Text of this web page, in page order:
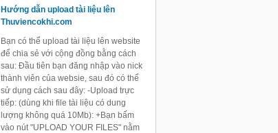
Hướng dẫn upload tài liệu lên
Thuviencokhi.com
Bạn có thể upload tài liệu lên website
để chia sẻ với cộng đồng bằng cách
sau: Đầu tiên bạn đăng nhập vào nick
thành viên của websie, sau đó có thể
sử dụng cách sau đây: -Upload trực
tiếp: (dùng khi file tài liệu có dung
lượng không quá 10Mb): +Bạn bấm
vào nút "UPLOAD YOUR FILES" nằm